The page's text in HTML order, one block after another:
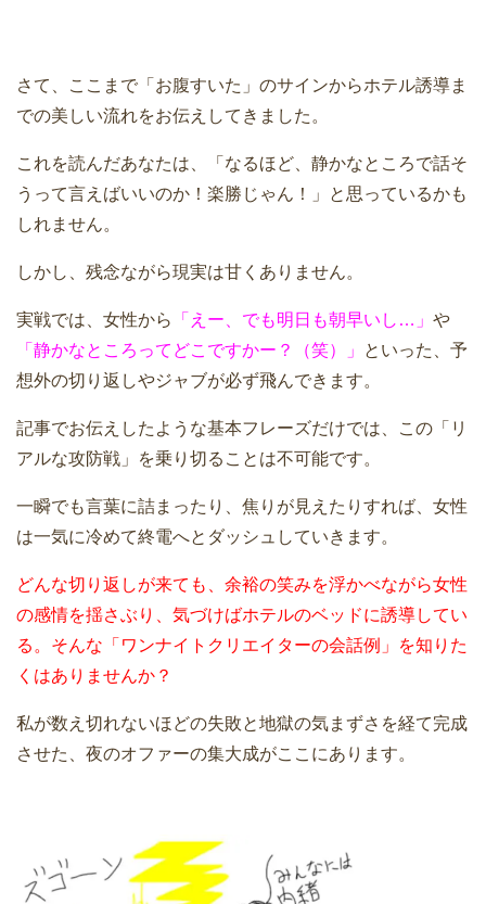
さて、ここまで「お腹すいた」のサインからホテル誘導ま
での美しい流れをお伝えしてきました。
これを読んだあなたは、「なるほど、静かなところで話そ
うって言えばいいのか！楽勝じゃん！」と思っているかも
しれません。
しかし、残念ながら現実は甘くありません。
実戦では、女性から 「えー、でも明日も朝早いし…」 や
「静かなところってどこですかー？（笑）」
といった、予
想外の切り返しやジャブが必ず飛んできます。
記事でお伝えしたような基本フレーズだけでは、この「リ
アルな攻防戦」を乗り切ることは不可能です。
一瞬でも言葉に詰まったり、焦りが見えたりすれば、女性
は一気に冷めて終電へとダッシュしていきます。
どんな切り返しが来ても、余裕の笑みを浮かべながら女性
の感情を揺さぶり、気づけばホテルのベッドに誘導してい
る。そんな「ワンナイトクリエイターの会話例」を知りた
くはありませんか？
私が数え切れないほどの失敗と地獄の気まずさを経て完成
させた、夜のオファーの集大成がここにあります。